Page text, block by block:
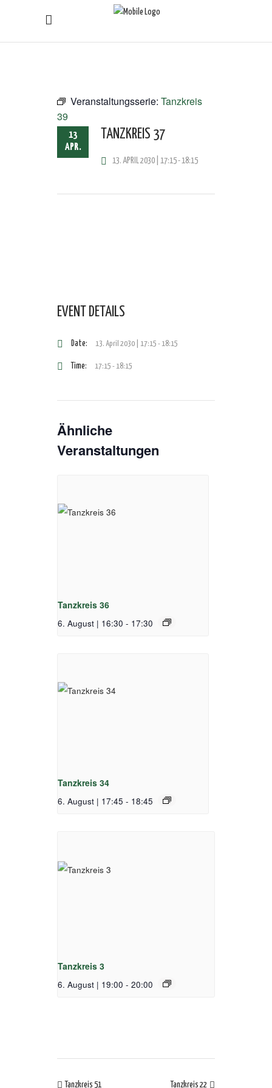
Veranstaltungsserie: Tanzkreis
39
13
APR.
TANZKREIS 37
13. APRIL 2030 | 17:15-18:15
EVENT DETAILS
Date: 13. April 2030 | 17:15 -18:15
Time: 17:15 - 18:15
Ähnliche
Veranstaltungen
Tanzkreis 36
6. August | 16:30 - 17:30
Tanzkreis 34
6. August | 17:45 - 18:45
Tanzkreis 3
6. August | 19:00 - 20:00
Tanzkreis 51 Tanzkreis 22